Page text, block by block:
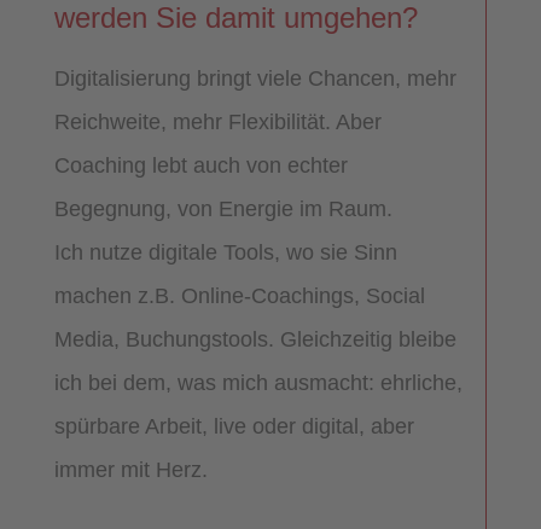
werden Sie damit umgehen?
Digitalisierung bringt viele Chancen, mehr
Reichweite, mehr Flexibilität. Aber
Coaching lebt auch von echter
Begegnung, von Energie im Raum.
Ich nutze digitale Tools, wo sie Sinn
machen z.B. Online-Coachings, Social
Media, Buchungstools. Gleichzeitig bleibe
ich bei dem, was mich ausmacht: ehrliche,
spürbare Arbeit, live oder digital, aber
immer mit Herz.